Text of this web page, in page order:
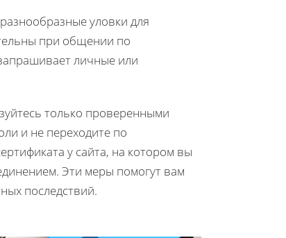
уловки для
при общении по
личные или
только проверенными
и не переходите по
у сайта, на котором вы
Эти меры помогут вам
последствий.